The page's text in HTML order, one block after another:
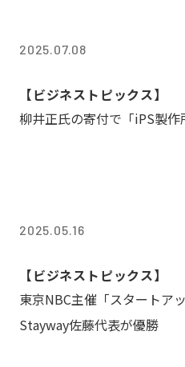
2025.07.08
【ビジネストピックス】
柳井正氏の寄付で「iPS製作
2025.05.16
【ビジネストピックス】
東京NBC主催「スタートア
Stayway佐藤代表が優勝